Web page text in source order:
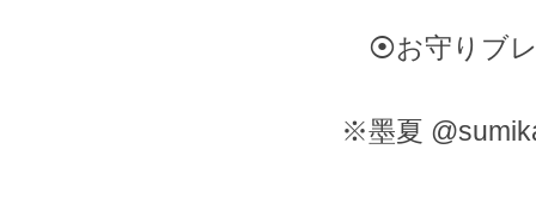
⦿お守りブレ
※墨夏